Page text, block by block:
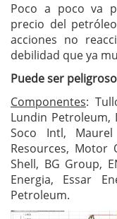
Poco a poco va
precio del
acciones no
debilidad que ya
Puede ser
Componentes:
Lundin Petroleum,
Soco Intl,
Resources, Motor
Shell, BG Group,
Energia, Essar
Petroleum.